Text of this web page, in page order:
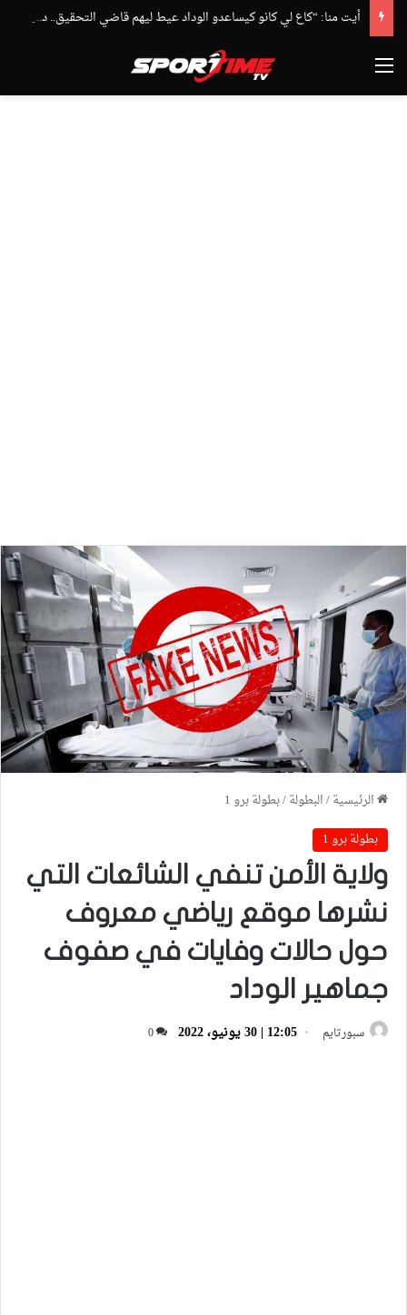
أيت منا: “كاع لي كانو كيساعدو الوداد عيط ليهم قاضي التحقيق.. دابا حتى شي واحد ما بقا باغي يعاون”
القائمة
الرئيسية/البطولة/بطولة برو 1
بطولة برو 1
ولاية الأمن تنفي الشائعات التي
نشرها موقع رياضي معروف
حول حالات وفايات في صفوف
جماهير الوداد
سبورتايم 12:05 | 30 يونيو، 2022 0